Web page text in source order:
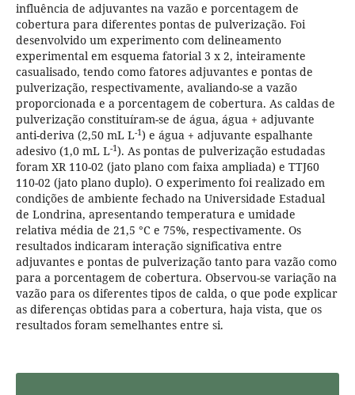
influência de adjuvantes na vazão e porcentagem de
cobertura para diferentes pontas de pulverização. Foi
desenvolvido um experimento com delineamento
experimental em esquema fatorial 3 x 2, inteiramente
casualisado, tendo como fatores adjuvantes e pontas de
pulverização, respectivamente, avaliando-se a vazão
proporcionada e a porcentagem de cobertura. As caldas de
pulverização constituíram-se de água, água + adjuvante
anti-deriva (2,50 mL L-1) e água + adjuvante espalhante
adesivo (1,0 mL L-1). As pontas de pulverização estudadas
foram XR 110-02 (jato plano com faixa ampliada) e TTJ60
110-02 (jato plano duplo). O experimento foi realizado em
condições de ambiente fechado na Universidade Estadual
de Londrina, apresentando temperatura e umidade
relativa média de 21,5 °C e 75%, respectivamente. Os
resultados indicaram interação significativa entre
adjuvantes e pontas de pulverização tanto para vazão como
para a porcentagem de cobertura. Observou-se variação na
vazão para os diferentes tipos de calda, o que pode explicar
as diferenças obtidas para a cobertura, haja vista, que os
resultados foram semelhantes entre si.